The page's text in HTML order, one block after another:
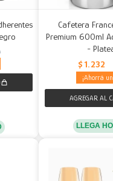
Cafetera
Premium 600ml
-
$ 1.232
LLEGA